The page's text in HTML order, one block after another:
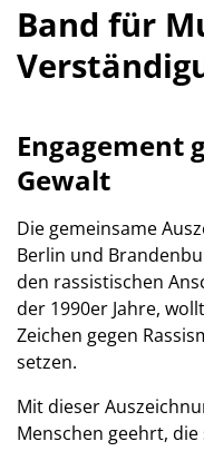
Band für
Engagement
Gewalt
Die gemeinsame
Berlin und
den rassistischen
der 1990er Jahre,
Zeichen gegen
setzen.
Mit dieser
Menschen geehrt,